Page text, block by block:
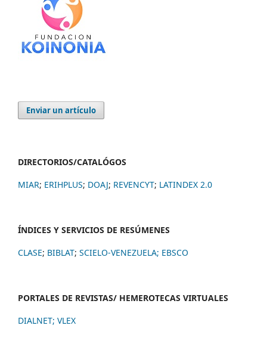
Enviar un artículo
DIRECTORIOS/CATALÓGOS
MIAR; ERIHPLUS; DOAJ; REVENCYT; LATINDEX 2.0
ÍNDICES Y SERVICIOS DE RESÚMENES
CLASE; BIBLAT; SCIELO-VENEZUELA; EBSCO
PORTALES DE REVISTAS/ HEMEROTECAS VIRTUALES
DIALNET; VLEX